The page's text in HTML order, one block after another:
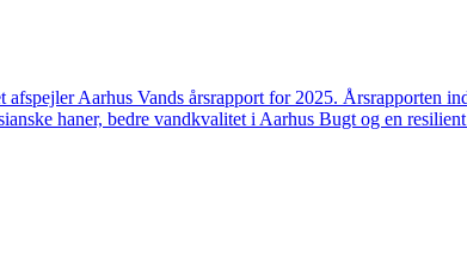
Aarhus Vands årsrapport for 2025. Årsrapporten
haner, bedre vandkvalitet i Aarhus Bugt og en